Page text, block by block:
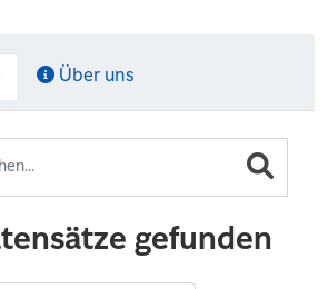
Über uns
gefunden